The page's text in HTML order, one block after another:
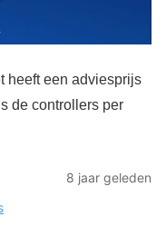
heeft een adviesprijs
de controllers per
8 jaar geleden